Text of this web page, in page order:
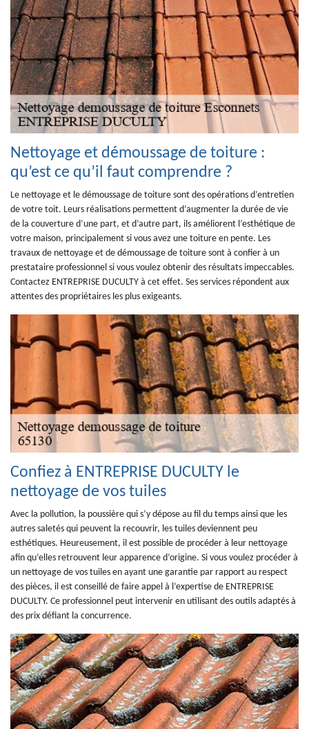
Nettoyage et démoussage de toiture :
qu’est ce qu’il faut comprendre ?
Le nettoyage et le démoussage de toiture sont des opérations d’entretien
de votre toit. Leurs réalisations permettent d’augmenter la durée de vie
de la couverture d’une part, et d’autre part, ils améliorent l’esthétique de
votre maison, principalement si vous avez une toiture en pente. Les
travaux de nettoyage et de démoussage de toiture sont à confier à un
prestataire professionnel si vous voulez obtenir des résultats impeccables.
Contactez ENTREPRISE DUCULTY à cet effet. Ses services répondent aux
attentes des propriétaires les plus exigeants.
Confiez à ENTREPRISE DUCULTY le
nettoyage de vos tuiles
Avec la pollution, la poussière qui s’y dépose au fil du temps ainsi que les
autres saletés qui peuvent la recouvrir, les tuiles deviennent peu
esthétiques. Heureusement, il est possible de procéder à leur nettoyage
afin qu’elles retrouvent leur apparence d’origine. Si vous voulez procéder à
un nettoyage de vos tuiles en ayant une garantie par rapport au respect
des pièces, il est conseillé de faire appel à l’expertise de ENTREPRISE
DUCULTY. Ce professionnel peut intervenir en utilisant des outils adaptés à
des prix défiant la concurrence.